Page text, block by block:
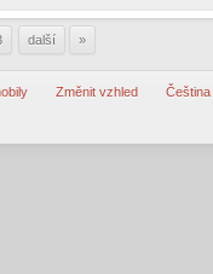
další »
Změnit vzhled